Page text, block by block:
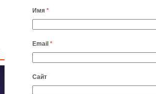
Имя *
Email *
Сайт